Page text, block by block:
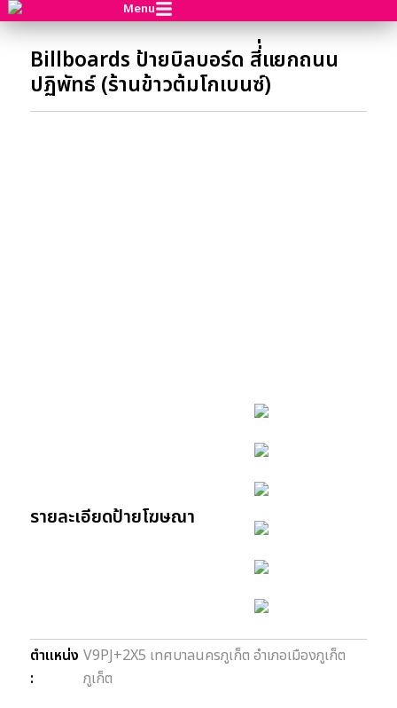
Menu
Billboards ป้ายบิลบอร์ด สี่่แยกถนน
ปฏิพัทธ์ (ร้านข้าวต้มโกเบนซ์)
รายละเอียดป้ายโฆษณา
ตำแหน่ง
:
V9PJ+2X5 เทศบาลนครภูเก็ต อำเภอเมืองภูเก็ต
ภูเก็ต